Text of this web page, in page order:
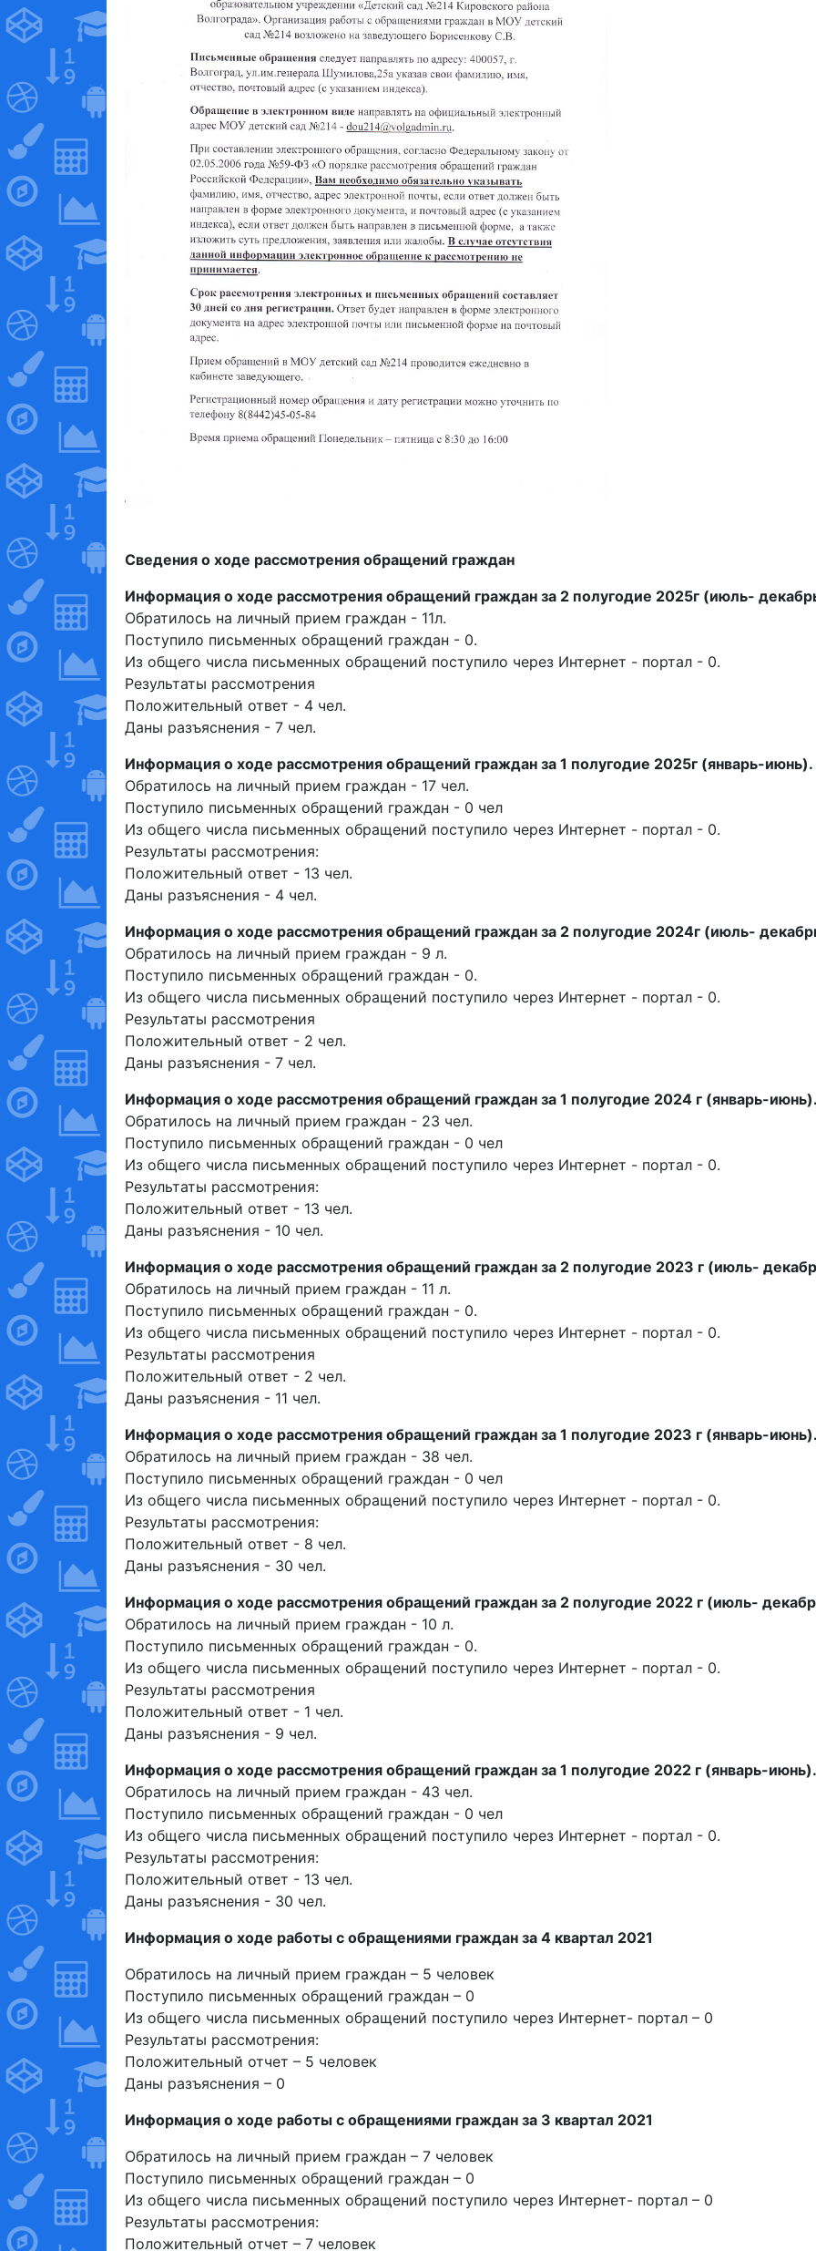
Сведения о ходе рассмотрения обращений граждан
Информация о ходе рассмотрения обращений граждан за 2 полугодие 2025г (июль-
Обратилось на личный прием граждан - 11л.
Поступило письменных обращений граждан - 0.
Из общего числа письменных обращений поступило через Интернет - портал - 0.
Результаты рассмотрения
Положительный ответ - 4 чел.
Даны разъяснения - 7 чел.
Информация о ходе рассмотрения обращений граждан за 1 полугодие 2025г (январь-июнь).
Обратилось на личный прием граждан - 17 чел.
Поступило письменных обращений граждан - 0 чел
Из общего числа письменных обращений поступило через Интернет - портал - 0.
Результаты рассмотрения:
Положительный ответ - 13 чел.
Даны разъяснения - 4 чел.
Информация о ходе рассмотрения обращений граждан за 2 полугодие 2024г (июль-
Обратилось на личный прием граждан - 9 л.
Поступило письменных обращений граждан - 0.
Из общего числа письменных обращений поступило через Интернет - портал - 0.
Результаты рассмотрения
Положительный ответ - 2 чел.
Даны разъяснения - 7 чел.
Информация о ходе рассмотрения обращений граждан за 1 полугодие 2024 г (январь-
Обратилось на личный прием граждан - 23 чел.
Поступило письменных обращений граждан - 0 чел
Из общего числа письменных обращений поступило через Интернет - портал - 0.
Результаты рассмотрения:
Положительный ответ - 13 чел.
Даны разъяснения - 10 чел.
Информация о ходе рассмотрения обращений граждан за 2 полугодие 2023 г (июль-
Обратилось на личный прием граждан - 11 л.
Поступило письменных обращений граждан - 0.
Из общего числа письменных обращений поступило через Интернет - портал - 0.
Результаты рассмотрения
Положительный ответ - 2 чел.
Даны разъяснения - 11 чел.
Информация о ходе рассмотрения обращений граждан за 1 полугодие 2023 г (январь-
Обратилось на личный прием граждан - 38 чел.
Поступило письменных обращений граждан - 0 чел
Из общего числа письменных обращений поступило через Интернет - портал - 0.
Результаты рассмотрения:
Положительный ответ - 8 чел.
Даны разъяснения - 30 чел.
Информация о ходе рассмотрения обращений граждан за 2 полугодие 2022 г (июль-
Обратилось на личный прием граждан - 10 л.
Поступило письменных обращений граждан - 0.
Из общего числа письменных обращений поступило через Интернет - портал - 0.
Результаты рассмотрения
Положительный ответ - 1 чел.
Даны разъяснения - 9 чел.
Информация о ходе рассмотрения обращений граждан за 1 полугодие 2022 г (январь-июнь).
Обратилось на личный прием граждан - 43 чел.
Поступило письменных обращений граждан - 0 чел
Из общего числа письменных обращений поступило через Интернет - портал - 0.
Результаты рассмотрения:
Положительный ответ - 13 чел.
Даны разъяснения - 30 чел.
Информация о ходе работы с обращениями граждан за 4 квартал 2021
Обратилось на личный прием граждан – 5 человек
Поступило письменных обращений граждан – 0
Из общего числа письменных обращений поступило через Интернет- портал – 0
Результаты рассмотрения:
Положительный отчет – 5 человек
Даны разъяснения – 0
Информация о ходе работы с обращениями граждан за 3 квартал 2021
Обратилось на личный прием граждан – 7 человек
Поступило письменных обращений граждан – 0
Из общего числа письменных обращений поступило через Интернет- портал – 0
Результаты рассмотрения:
Положительный отчет – 7 человек